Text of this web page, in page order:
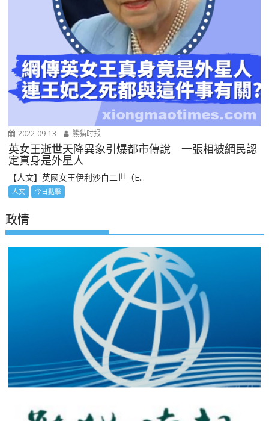
2022-09-13 熊猫时报
英女王逝世天降異象引爆都市傳說 一張相被網民認
定真身是外星人
【人文】英國女王伊利沙白二世（E...
人文 今日點擊
政情